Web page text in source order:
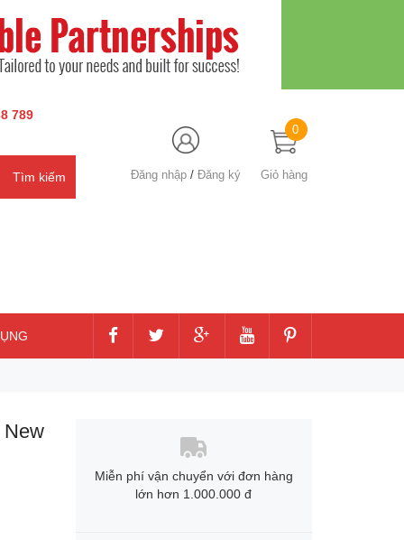
789
Đăng nhập / Đăng ký Giỏ hàng
0
Miễn phí vận chuyển với đơn hàng
lớn hơn 1.000.000 đ